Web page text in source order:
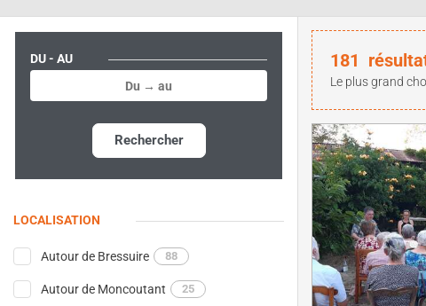
DU - AU
Rechercher
LOCALISATION
Autour de Bressuire 88
Autour de Moncoutant 25
181
Le plus grand